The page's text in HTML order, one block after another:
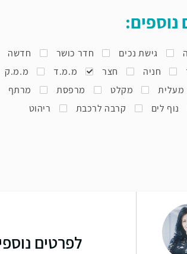
נוספים:
גישת נכים חדר כושר
חדשה
חניה חצר מ.מ.ד
מ.מ.ק
מעלית מקלט מרפסת
מרתף
נוף לים קרבה לרכבת ריהוט
לפרטים